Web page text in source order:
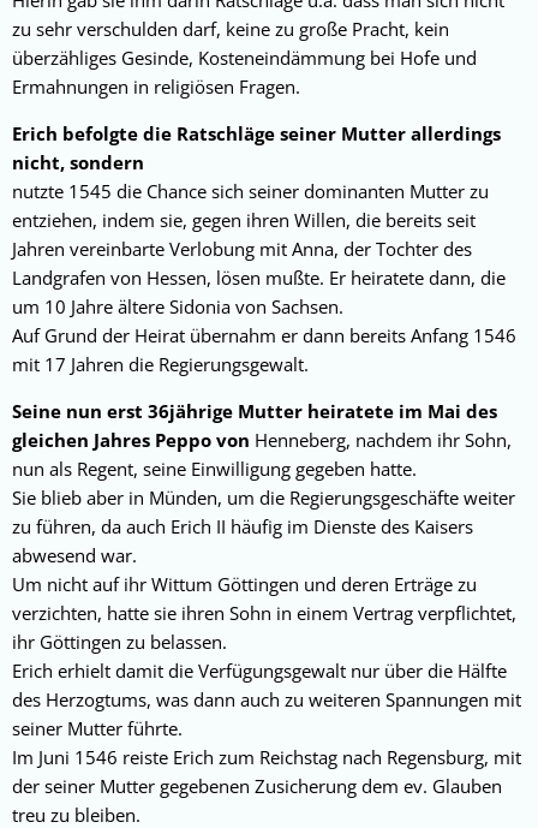
zu sehr verschulden darf, keine zu große Pracht, kein
überzähliges Gesinde, Kosteneindämmung bei Hofe und
Ermahnungen in religiösen Fragen.
Erich befolgte die Ratschläge seiner Mutter allerdings
nicht, sondern
nutzte 1545 die Chance sich seiner dominanten Mutter zu
entziehen, indem sie, gegen ihren Willen, die bereits seit
Jahren vereinbarte Verlobung mit Anna, der Tochter des
Landgrafen von Hessen, lösen mußte. Er heiratete dann, die
um 10 Jahre ältere Sidonia von Sachsen.
Auf Grund der Heirat übernahm er dann bereits Anfang 1546
mit 17 Jahren die Regierungsgewalt.
Seine nun erst 36jährige Mutter heiratete im Mai des
gleichen Jahres Peppo von Henneberg, nachdem ihr Sohn,
nun als Regent, seine Einwilligung gegeben hatte.
Sie blieb aber in Münden, um die Regierungsgeschäfte weiter
zu führen, da auch Erich II häufig im Dienste des Kaisers
abwesend war.
Um nicht auf ihr Wittum Göttingen und deren Erträge zu
verzichten, hatte sie ihren Sohn in einem Vertrag verpflichtet,
ihr Göttingen zu belassen.
Erich erhielt damit die Verfügungsgewalt nur über die Hälfte
des Herzogtums, was dann auch zu weiteren Spannungen mit
seiner Mutter führte.
Im Juni 1546 reiste Erich zum Reichstag nach Regensburg, mit
der seiner Mutter gegebenen Zusicherung dem ev. Glauben
treu zu bleiben.